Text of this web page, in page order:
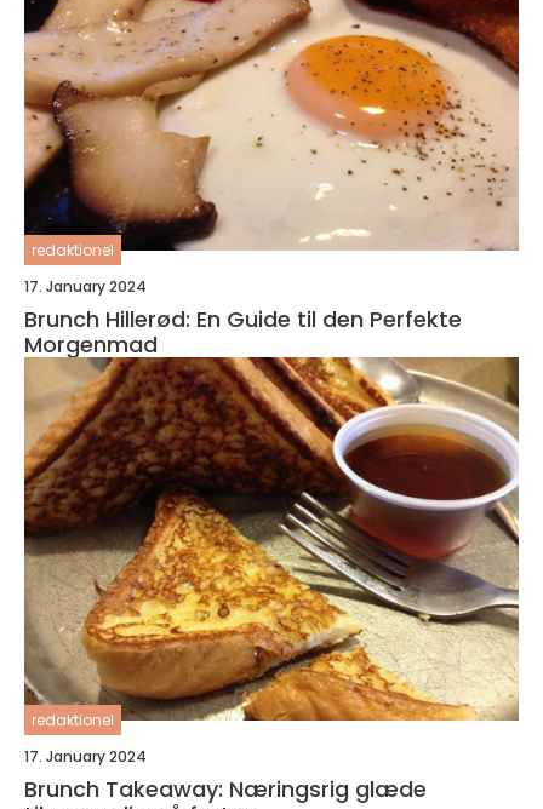
redaktionel
17. January 2024
Brunch Hillerød: En Guide til den Perfekte
Morgenmad
redaktionel
17. January 2024
Brunch Takeaway: Næringsrig glæde